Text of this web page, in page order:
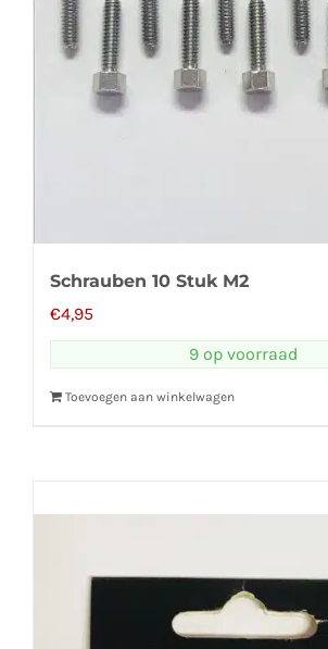
Schrauben 10 Stuk M2
€4,95
9 op voorraad
Toevoegen aan winkelwagen